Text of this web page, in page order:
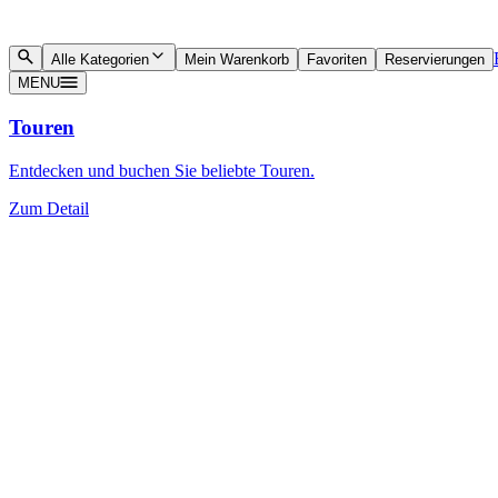
Alle Kategorien Mein Warenkorb Favoriten Reservierungen
MENU
Touren
Entdecken und buchen Sie beliebte Touren.
Zum Detail